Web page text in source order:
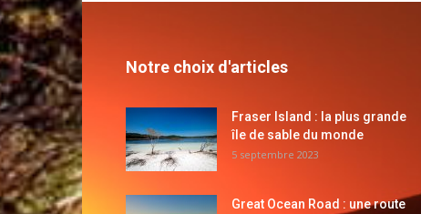
Notre choix d'articles
Fraser Island : la plus grande
île de sable du monde
5 septembre 2023
Great Ocean Road : une route